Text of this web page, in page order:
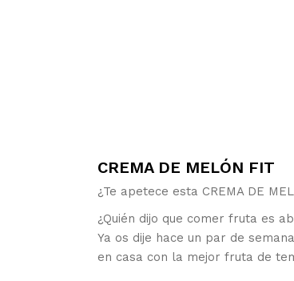
CREMA DE MELÓN FIT
¿Te apetece esta CREMA DE
¿Quién dijo que comer fruta es
Ya os dije hace un par de
en casa con la mejor fruta de